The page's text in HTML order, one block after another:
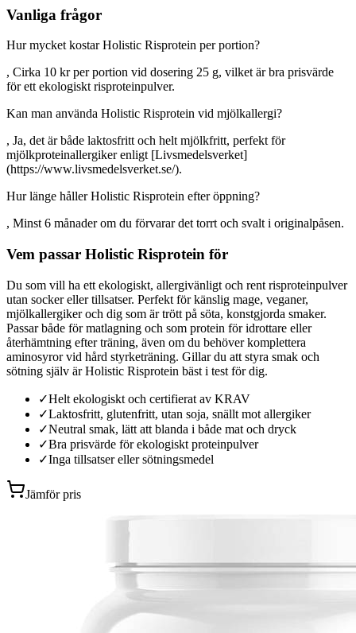
Vanliga frågor
Hur mycket kostar Holistic Risprotein per portion?
, Cirka 10 kr per portion vid dosering 25 g, vilket är bra prisvärde
för ett ekologiskt risproteinpulver.
Kan man använda Holistic Risprotein vid mjölkallergi?
, Ja, det är både laktosfritt och helt mjölkfritt, perfekt för
mjölkproteinallergiker enligt [Livsmedelsverket]
(https://www.livsmedelsverket.se/).
Hur länge håller Holistic Risprotein efter öppning?
, Minst 6 månader om du förvarar det torrt och svalt i originalpåsen.
Vem passar Holistic Risprotein för
Du som vill ha ett ekologiskt, allergivänligt och rent risproteinpulver
utan socker eller tillsatser. Perfekt för känslig mage, veganer,
mjölkallergiker och dig som är trött på söta, konstgjorda smaker.
Passar både för matlagning och som protein för idrottare eller
återhämtning efter träning, även om du behöver komplettera
aminosyror vid hård styrketräning. Gillar du att styra smak och
sötning själv är Holistic Risprotein bäst i test för dig.
✓Helt ekologiskt och certifierat av KRAV
✓Laktosfritt, glutenfritt, utan soja, snällt mot allergiker
✓Neutral smak, lätt att blanda i både mat och dryck
✓Bra prisvärde för ekologiskt proteinpulver
✓Inga tillsatser eller sötningsmedel
Jämför pris